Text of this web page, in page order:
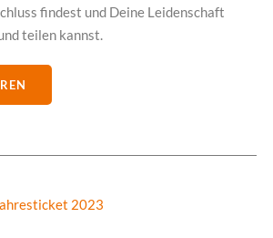
findest und Deine Leidenschaft
teilen kannst.
2023